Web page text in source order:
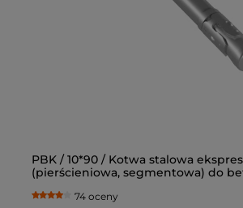
PBK / 10*90 / Kotwa stalowa
(pierścieniowa, segmentowa) do
74 oceny